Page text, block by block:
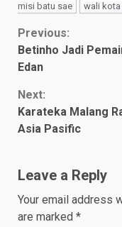
misi batu sae
wali kota
Continue
Reading
Previous:
Betinho Jadi
Edan
Next:
Karateka Malang
Asia Pasific
Leave a Reply
Your email address
are marked *